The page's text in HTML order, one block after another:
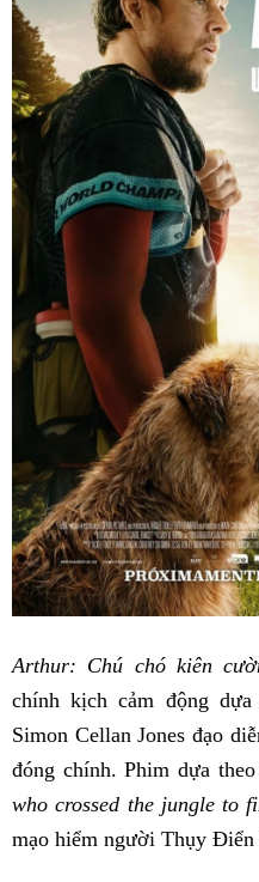
Arthur: Chú chó kiên
chính kịch cảm động
Simon Cellan Jones đạo
đóng chính. Phim dựa
who crossed the jungle to
mạo hiểm người Thụy